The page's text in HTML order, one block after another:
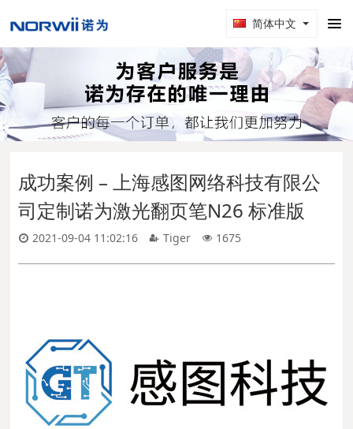
简体中文
成功案例 – 上海感图网络科技有限公
司定制诺为激光翻页笔N26 标准版
2021-09-04 11:02:16 Tiger 1675